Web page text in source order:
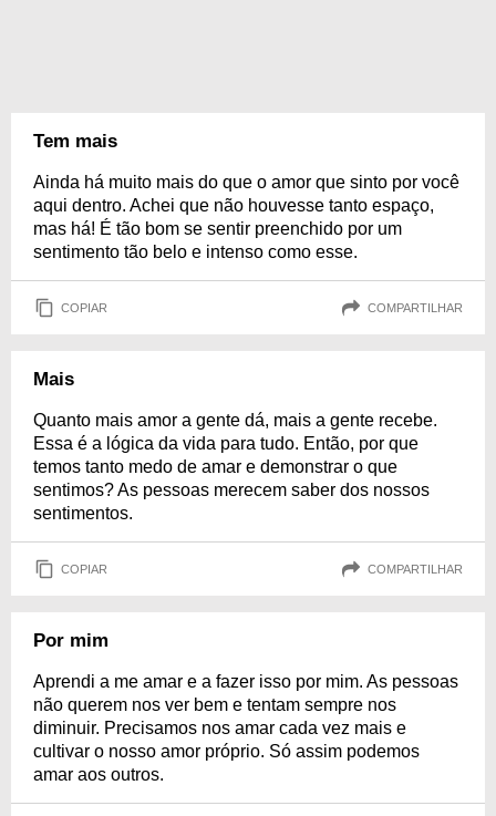
Tem mais
Ainda há muito mais do que o amor que sinto por você
aqui dentro. Achei que não houvesse tanto espaço,
mas há! É tão bom se sentir preenchido por um
sentimento tão belo e intenso como esse.
COPIAR COMPARTILHAR
Mais
Quanto mais amor a gente dá, mais a gente recebe.
Essa é a lógica da vida para tudo. Então, por que
temos tanto medo de amar e demonstrar o que
sentimos? As pessoas merecem saber dos nossos
sentimentos.
COPIAR COMPARTILHAR
Por mim
Aprendi a me amar e a fazer isso por mim. As pessoas
não querem nos ver bem e tentam sempre nos
diminuir. Precisamos nos amar cada vez mais e
cultivar o nosso amor próprio. Só assim podemos
amar aos outros.